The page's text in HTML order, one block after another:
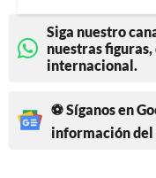
Siga nuestro
nuestras
internacional.
⚽ Síganos en
información